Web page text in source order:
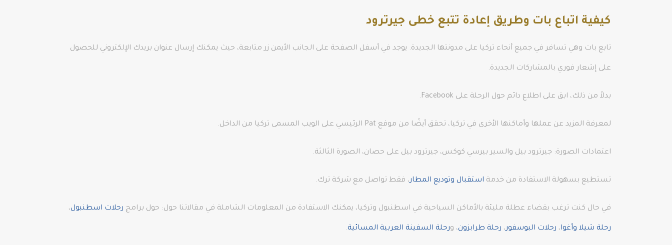
كيفية اتباع بات وطريق إعادة تتبع خطى جيرترود
تابع بات وهي تسافر في جميع أنحاء تركيا على مدونتها الجديدة. يوجد في أسفل الصفحة على الجانب الأيمن زر متابعة، حيث يمكنك إرسال عنوان بريدك الإلكتروني للحصول
على إشعار فوري بالمشاركات الجديدة.
بدلاً من ذلك، ابق على اطلاع دائم حول الرحلة على Facebook.
لمعرفة المزيد عن عملها وأماكنها الأخرى في تركيا، تحقق أيضًا من موقع Pat الرئيسي على الويب المسمى تركيا من الداخل.
اعتمادات الصورة: جيرترود بيل والسير بيرسي كوكس، جيرترود بيل على حصان، الصورة الثالثة.
تستطيع بسهولة الاستفادة من خدمة استقبال وتوديع المطار، فقط تواصل مع شركة ترك.
في حال كنت ترغب بقضاء عطلة مليئة بالأماكن السياحية في اسطنبول وتركيا، يمكنك الاستفادة من المعلومات الشاملة في مقالاتنا حول: حول برامج رحلات اسطنبول،
رحلة شيلا وأغوا، رحلات البوسفور، رحلة طرابزون، ورحلة السفينة العربية المسائية.